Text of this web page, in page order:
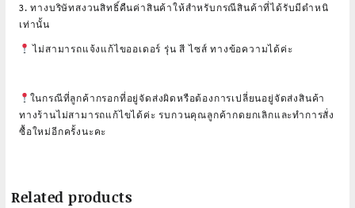
3. ทางบริษัทสงวนสิทธิ์คืนค่าสินค้าให้สำหรับกรณีสินค้าที่ได้รับมีตำหนิ
เท่านั้น
ไม่สามารถแจ้งแก้ไขออเดอร์ รุ่น สี ไซส์ ทางข้อความได้ค่ะ
ในกรณีที่ลูกค้ากรอกที่อยู่จัดส่งผิดหรือต้องการเปลี่ยนอยู่จัดส่งสินค้า
ทางร้านไม่สามารถแก้ไขได้ค่ะ รบกวนคุณลูกค้ากดยกเลิกและทำการสั่ง
ซื้อใหม่อีกครั้งนะคะ
Related products